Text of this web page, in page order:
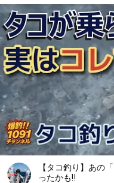
【タコ釣り】あの
ったかも‼️